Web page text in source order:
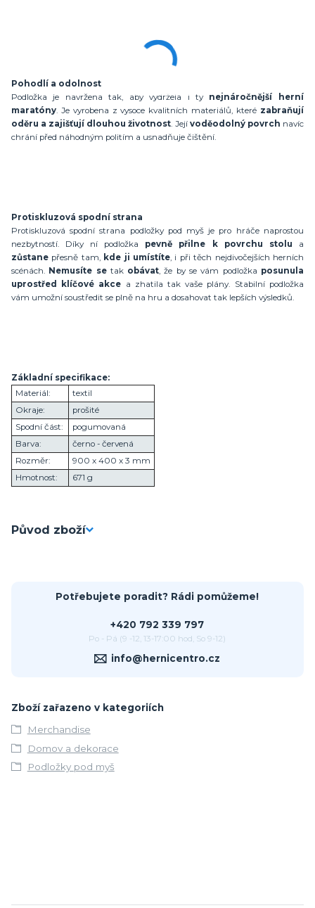
Pohodlí a odolnost
Podložka je navržena tak, aby vydržela i ty nejnáročnější herní
maratóny. Je vyrobena z vysoce kvalitních materiálů, které zabraňují
oděru a zajišťují dlouhou životnost. Její voděodolný povrch navíc
chrání před náhodným politím a usnadňuje čištění.
Protiskluzová spodní strana
Protiskluzová spodní strana podložky pod myš je pro hráče naprostou
nezbytností. Díky ní podložka pevně přilne k povrchu stolu a
zůstane přesně tam, kde ji umístíte, i při těch nejdivočejších herních
scénách. Nemusíte setak obávat, že by se vám podložka posunula
uprostřed klíčové akce a zhatila tak vaše plány. Stabilní podložka
vám umožní soustředit se plně na hru a dosahovat tak lepších výsledků.
Základní specifikace:
Materiál:
textil
Okraje:
prošité
Spodní část:
pogumovaná
Barva:
černo - červená
Rozměr:
900 x 400 x 3 mm
Hmotnost:
671 g
Původ zboží
Potřebujete poradit? Rádi pomůžeme!
+420 792 339 797
Po - Pá (9 -12, 13-17:00 hod, So 9-12)
info@hernicentro.cz
Zboží zařazeno v kategoriích
Merchandise
Domov a dekorace
Podložky pod myš